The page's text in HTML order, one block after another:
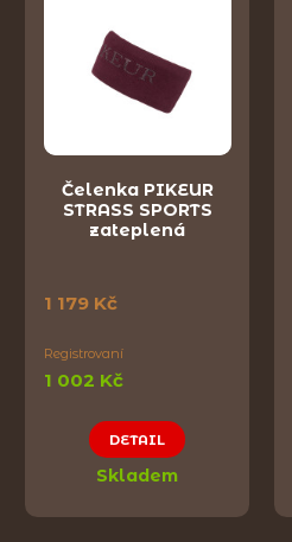
Čelenka PIKEUR
STRASS SPORTS
zateplená
1 179 Kč
Registrovaní
1 002 Kč
DETAIL
Skladem